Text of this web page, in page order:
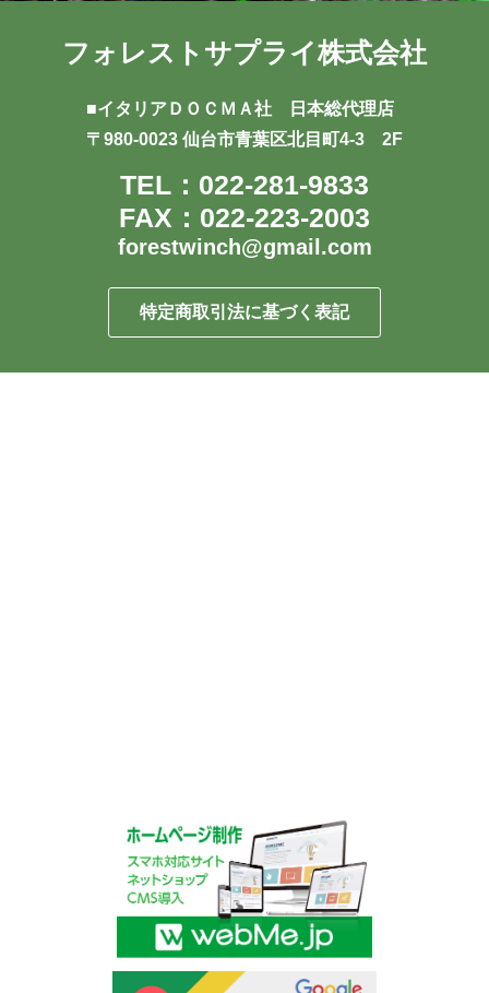
フォレストサプライ株式会社
■イタリアＤＯＣＭＡ社 日本総代理店
〒980-0023 仙台市青葉区北目町4-3 2F
TEL：022-281-9833
FAX：022-223-2003
forestwinch@gmail.com
特定商取引法に基づく表記